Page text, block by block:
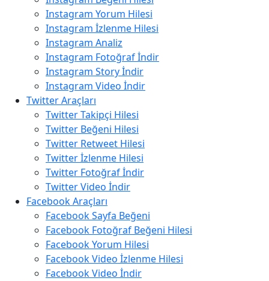
Instagram Yorum Hilesi
Instagram İzlenme Hilesi
Instagram Analiz
Instagram Fotoğraf İndir
Instagram Story İndir
Instagram Video İndir
Twitter Araçları
Twitter Takipçi Hilesi
Twitter Beğeni Hilesi
Twitter Retweet Hilesi
Twitter İzlenme Hilesi
Twitter Fotoğraf İndir
Twitter Video İndir
Facebook Araçları
Facebook Sayfa Beğeni
Facebook Fotoğraf Beğeni Hilesi
Facebook Yorum Hilesi
Facebook Video İzlenme Hilesi
Facebook Video İndir